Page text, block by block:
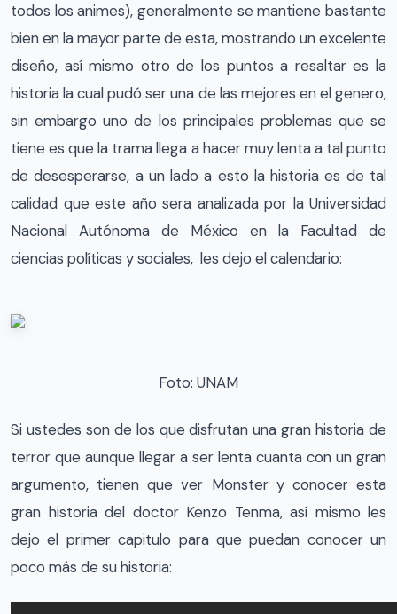
todos los animes), generalmente se mantiene bastante
bien en la mayor parte de esta, mostrando un excelente
diseño, así mismo otro de los puntos a resaltar es la
historia la cual pudó ser una de las mejores en el genero,
sin embargo uno de los principales problemas que se
tiene es que la trama llega a hacer muy lenta a tal punto
de desesperarse, a un lado a esto la historia es de tal
calidad que este año sera analizada por la Universidad
Nacional Autónoma de México en la Facultad de
ciencias políticas y sociales, les dejo el calendario:
Foto: UNAM
Si ustedes son de los que disfrutan una gran historia de
terror que aunque llegar a ser lenta cuanta con un gran
argumento, tienen que ver Monster y conocer esta
gran historia del doctor Kenzo Tenma, así mismo les
dejo el primer capitulo para que puedan conocer un
poco más de su historia: